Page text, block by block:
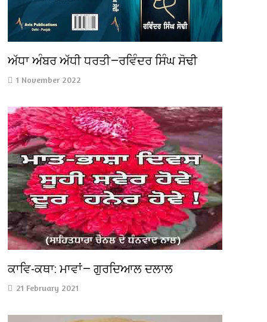
ਅੱਧਾ ਅੰਬਰ ਅੱਧੀ ਧਰਤੀ—ਰਵਿੰਦਰ ਸਿੰਘ ਸੋਢੀ
1 November 2022
ਕਾਵਿ-ਕਥਾ: ਮਾਵਾਂ— ਗੁਰਦਿਆਲ ਦਲਾਲ
21 February 2021